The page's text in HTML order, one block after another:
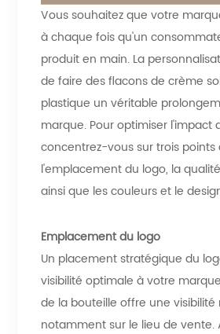
Vous souhaitez que votre
à chaque fois qu'un
produit en main. La
de faire des flacons de crème
plastique un véritable
marque. Pour optimiser l'impact
concentrez-vous sur trois points
l'emplacement du logo, la
ainsi que les couleurs et le
Emplacement du logo
Un placement stratégique du
visibilité optimale à votre
de la bouteille offre une visibilité
notamment sur le lieu de vente.